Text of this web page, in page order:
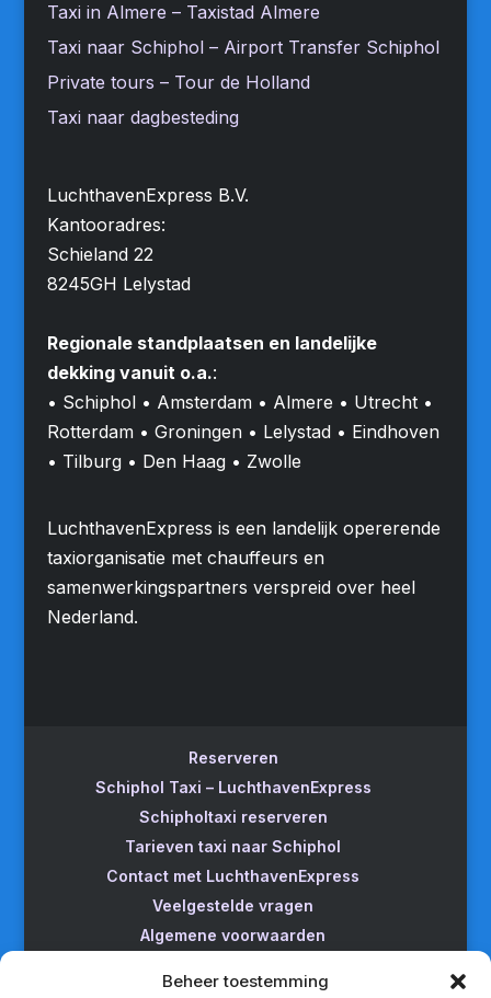
Beheer toestemming
Taxi in Almere – Taxistad Almere
Taxi naar Schiphol – Airport Transfer Schiphol
Private tours – Tour de Holland
Taxi naar dagbesteding
LuchthavenExpress B.V.
Kantooradres:
Schieland 22
8245GH Lelystad
Regionale standplaatsen en landelijke
dekking vanuit o.a.:
• Schiphol • Amsterdam • Almere • Utrecht •
Rotterdam • Groningen • Lelystad • Eindhoven
• Tilburg • Den Haag • Zwolle
LuchthavenExpress is een landelijk opererende
taxiorganisatie met chauffeurs en
samenwerkingspartners verspreid over heel
Nederland.
Reserveren
Schiphol Taxi – LuchthavenExpress
Schipholtaxi reserveren
Tarieven taxi naar Schiphol
Contact met LuchthavenExpress
Veelgestelde vragen
Algemene voorwaarden